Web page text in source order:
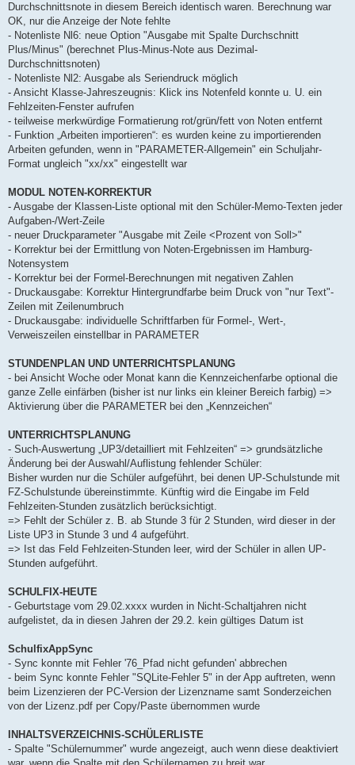
Durchschnittsnote in diesem Bereich identisch waren. Berechnung war
OK, nur die Anzeige der Note fehlte
- Notenliste Nl6: neue Option "Ausgabe mit Spalte Durchschnitt
Plus/Minus" (berechnet Plus-Minus-Note aus Dezimal-
Durchschnittsnoten)
- Notenliste Nl2: Ausgabe als Seriendruck möglich
- Ansicht Klasse-Jahreszeugnis: Klick ins Notenfeld konnte u. U. ein
Fehlzeiten-Fenster aufrufen
- teilweise merkwürdige Formatierung rot/grün/fett von Noten entfernt
- Funktion „Arbeiten importieren“: es wurden keine zu importierenden
Arbeiten gefunden, wenn in "PARAMETER-Allgemein" ein Schuljahr-
Format ungleich "xx/xx" eingestellt war
MODUL NOTEN-KORREKTUR
- Ausgabe der Klassen-Liste optional mit den Schüler-Memo-Texten jeder
Aufgaben-/Wert-Zeile
- neuer Druckparameter "Ausgabe mit Zeile <Prozent von Soll>"
- Korrektur bei der Ermittlung von Noten-Ergebnissen im Hamburg-
Notensystem
- Korrektur bei der Formel-Berechnungen mit negativen Zahlen
- Druckausgabe: Korrektur Hintergrundfarbe beim Druck von "nur Text"-
Zeilen mit Zeilenumbruch
- Druckausgabe: individuelle Schriftfarben für Formel-, Wert-,
Verweiszeilen einstellbar in PARAMETER
STUNDENPLAN UND UNTERRICHTSPLANUNG
- bei Ansicht Woche oder Monat kann die Kennzeichenfarbe optional die
ganze Zelle einfärben (bisher ist nur links ein kleiner Bereich farbig) =>
Aktivierung über die PARAMETER bei den „Kennzeichen“
UNTERRICHTSPLANUNG
- Such-Auswertung „UP3/detailliert mit Fehlzeiten“ => grundsätzliche
Änderung bei der Auswahl/Auflistung fehlender Schüler:
Bisher wurden nur die Schüler aufgeführt, bei denen UP-Schulstunde mit
FZ-Schulstunde übereinstimmte. Künftig wird die Eingabe im Feld
Fehlzeiten-Stunden zusätzlich berücksichtigt.
=> Fehlt der Schüler z. B. ab Stunde 3 für 2 Stunden, wird dieser in der
Liste UP3 in Stunde 3 und 4 aufgeführt.
=> Ist das Feld Fehlzeiten-Stunden leer, wird der Schüler in allen UP-
Stunden aufgeführt.
SCHULFIX-HEUTE
- Geburtstage vom 29.02.xxxx wurden in Nicht-Schaltjahren nicht
aufgelistet, da in diesen Jahren der 29.2. kein gültiges Datum ist
SchulfixAppSync
- Sync konnte mit Fehler '76_Pfad nicht gefunden' abbrechen
- beim Sync konnte Fehler "SQLite-Fehler 5" in der App auftreten, wenn
beim Lizenzieren der PC-Version der Lizenzname samt Sonderzeichen
von der Lizenz.pdf per Copy/Paste übernommen wurde
INHALTSVERZEICHNIS-SCHÜLERLISTE
- Spalte "Schülernummer" wurde angezeigt, auch wenn diese deaktiviert